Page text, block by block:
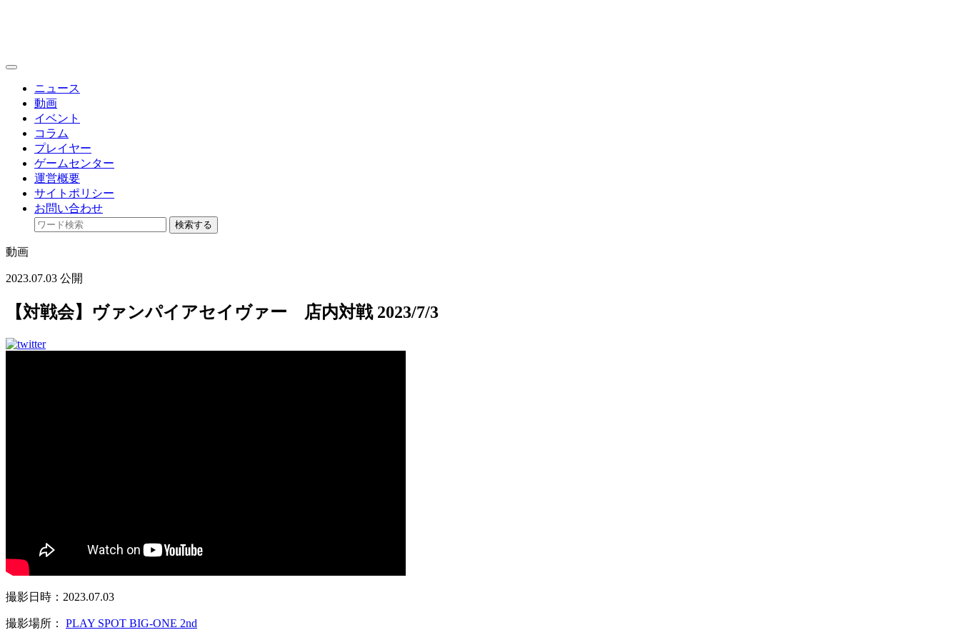
toggle
ニュース
動画
イベント
コラム
プレイヤー
ゲームセンター
運営概要
サイトポリシー
お問い合わせ
検索する
動画
2023.07.03 公開
【対戦会】ヴァンパイアセイヴァー 店内対戦 2023/7/3
撮影日時：2023.07.03
撮影場所： PLAY SPOT BIG-ONE 2nd